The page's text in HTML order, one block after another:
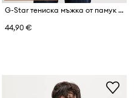
G-Star тениска мъжка от памук Coord gr relaxed
44,90 €